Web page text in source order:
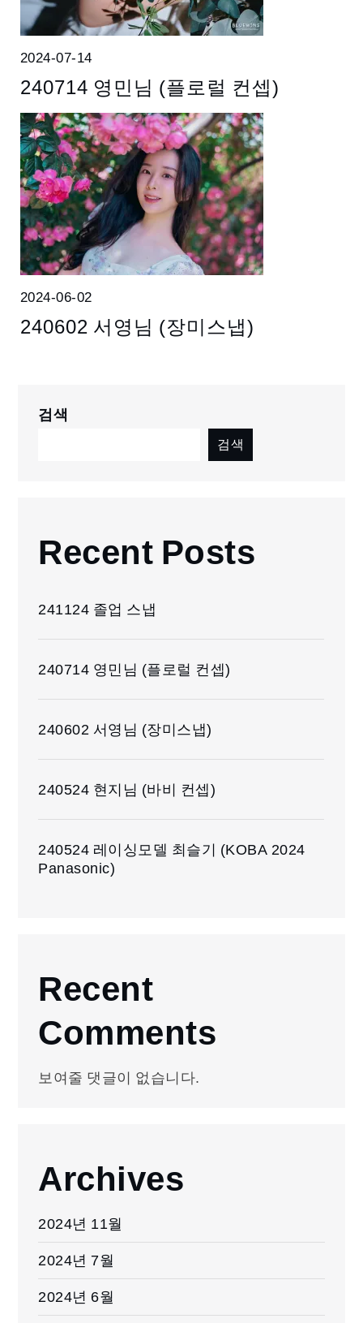
2024-07-14
240714 영민님 (플로럴 컨셉)
2024-06-02
240602 서영님 (장미스냅)
검색
검색
Recent Posts
241124 졸업 스냅
240714 영민님 (플로럴 컨셉)
240602 서영님 (장미스냅)
240524 현지님 (바비 컨셉)
240524 레이싱모델 최슬기 (KOBA 2024
Panasonic)
Recent
Comments
보여줄 댓글이 없습니다.
Archives
2024년 11월
2024년 7월
2024년 6월